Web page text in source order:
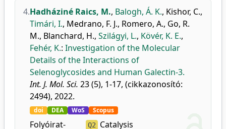
4.Hadháziné Raics, M., Balogh, Á. K., Kishor, C.,
Timári, I., Medrano, F. J., Romero, A., Go, R.
M., Blanchard, H., Szilágyi, L., Kövér, K. E.,
Fehér, K.: Investigation of the Molecular
Details of the Interactions of
Selenoglycosides and Human Galectin-3.
Int. J. Mol. Sci. 23 (5), 1-17, (cikkazonosító:
2494), 2022.
doi DEA WoS Scopus
Folyóirat- Q2 Catalysis